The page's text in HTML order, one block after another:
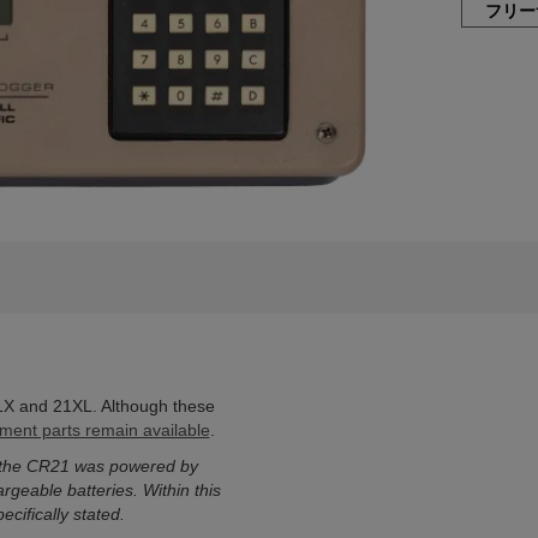
フリ
and 21XL. Although these
parts remain available
CR21 was powered by
batteries. Within this
stated.